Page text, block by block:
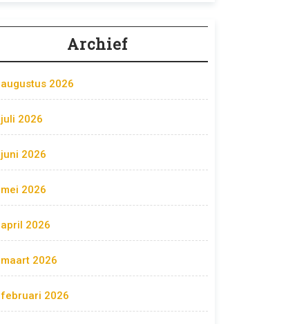
Archief
augustus 2026
juli 2026
juni 2026
mei 2026
april 2026
maart 2026
februari 2026